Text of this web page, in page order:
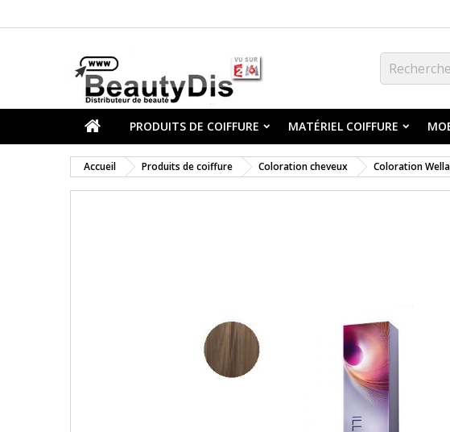
PRODUITS DE COIFFURE MATÉRIEL COIFFURE
Accueil Produits de coiffure Coloration cheveux Coloration Wella